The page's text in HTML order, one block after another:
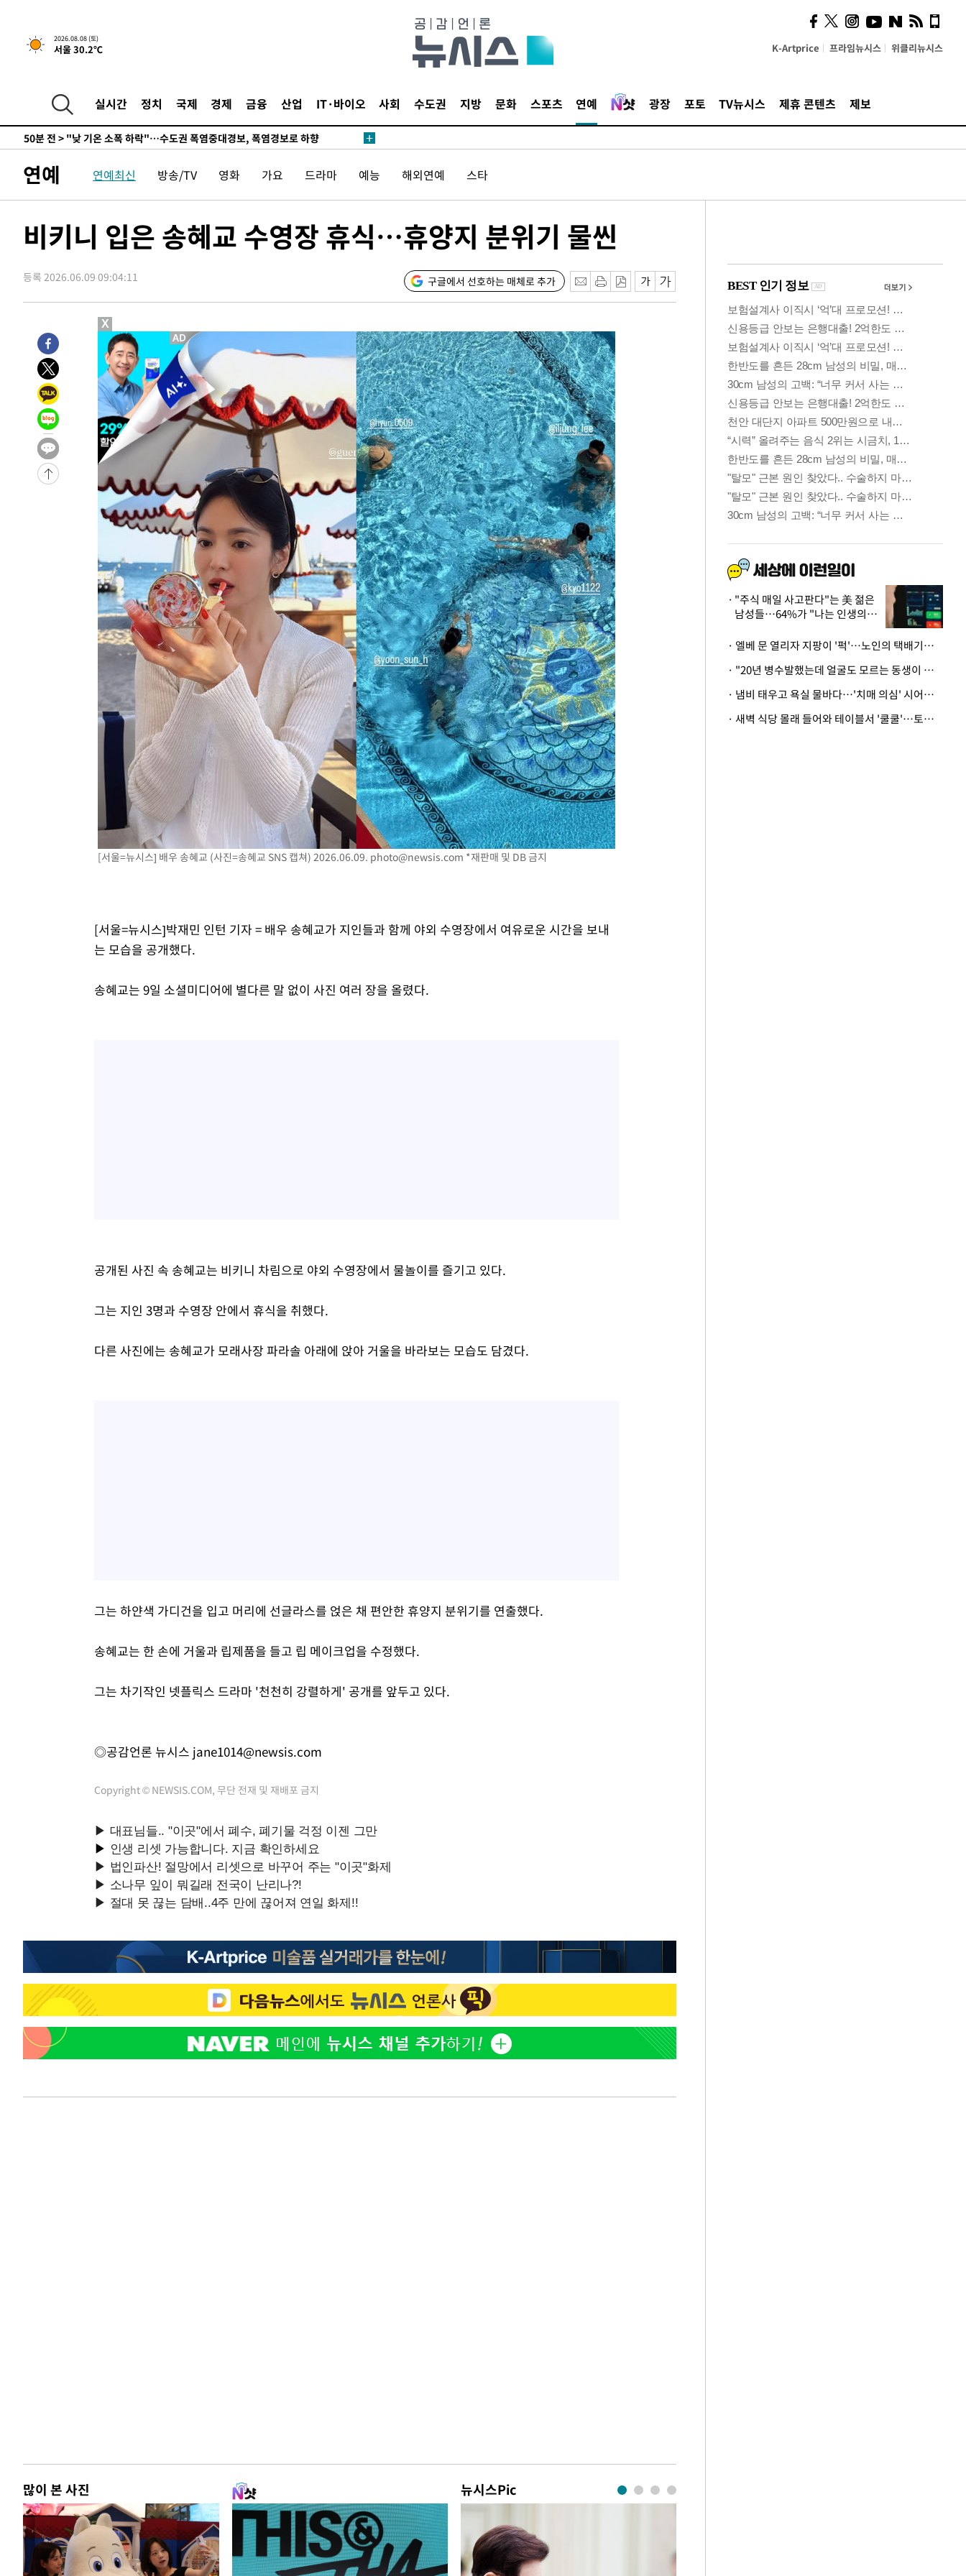
2026.08.08 (토)
서울 30.2℃ K-Artprice 프라임뉴시스 위클리뉴시스
실시간 정치 국제 경제 금융 산업 IT·바이오 사회 수도권 지방 문화 스포츠 연예 광장 포토 TV뉴시스 제휴 콘텐츠 제보
후임
-13868초 전 >이강인, 폭염 속 AT마드리드 첫 훈련…80명 식사 대접까지(종합)
-11007초 전 >미 사업체 일자리, 7월에 2.3만개 순감하고 그 전 2개월 10.3만개
-6318초 전 >
[속보]이 대통령 "부동산 공급 기존 사고방식 매달리지 말고 과감히
-5403초 전 >
드는 임시"
50분 전 > "낮 기온 소폭 하락"…수도권 폭염중대경보, 폭염경보로 하향
51분 전 >
[단독]중수청 지원 검사들, 정원 초과 시 낮은 계급 임용…희망지 못 갈 수
1시간 전 >낮 최고 37도 찜통더위…곳곳 소나기·강원 많은 비[내일날씨]
2시간 전 >
여자배구 이재영·이다영 자매, 아제르바이잔 투란VC 입단
3시간 전 >[속보]코스닥, 2.86포인트(0.36%) 내린 798.81마감
3시간 전 >[속보]코스피, 6200선 약보합…0.60% 내린 6258.77에 마쳐
[속보]원·달러 환율, 7.7원 내린 1416.1원 마감
3시간 전 >
[속보] 노원서 40.1도 관측…서울, 2018년 이후 첫 40도
3시간 전 >
[속보]종합특검, '계엄 수용공간 확보' 신용해 前교정본부장 기소
4시간 전 >
외신들도 주목한 韓축구 파문…"국민적 공분에 수사 재개"
4시간 전 >
11시간 압수수색에 성접대 파문까지…'쑥대밭' 된 축구협회
4시간 전 >
[속보]규제합리화위원회 부위원장에 김태유 서울대 공대 교수…이병태
후임
-13868초 전 >
이강인, 폭염 속 AT마드리드 첫 훈련…80명 식사 대접까지(종합)
-11007초 전 >
미 사업체 일자리, 7월에 2.3만개 순감하고 그 전 2개월 10.3만개
하향수정 (2보)
-10455초 전 >
[속보] 미 사업체, 일자리 7월에 2.3만 개 줄어…실업률은 4.1%로
[속보]이 대통령 "부동산 공급 기존 사고방식 매달리지 말고 과감히
이란, "오만과 '중앙 단일 루트' 합의…북쪽 인바운드·남쪽 아웃바운
"낮 기온 소폭 하락"…수도권 폭염중대경보, 폭염경보로 하향
[속보]이 대통령, '호우피해' 안동·의성 관할 4개 면 특별재난지역 선포
[단독]중수청 지원 검사들, 정원 초과 시 낮은 계급 임용…희망지 못 갈 수
낮 최고 37도 찜통더위…곳곳 소나기·강원 많은 비[내일날씨]
SK하이닉스, 용인·청주 팹에 54조 투자…"AI 메모리 수요 선제 대응"
여자배구 이재영·이다영 자매, 아제르바이잔 투란VC 입단
외국인 심판 성 접대 7경기 들여다보니…한국 축구 '5승 2무'
[속보]코스닥, 2.86포인트(0.36%) 내린 798.81마감
[속보]코스피, 6200선 약보합…0.60% 내린 6258.77에 마쳐
[속보]원·달러 환율, 7.7원 내린 1416.1원 마감
[속보] 노원서 40.1도 관측…서울, 2018년 이후 첫 40도
[속보]종합특검, '계엄 수용공간 확보' 신용해 前교정본부장 기소
외신들도 주목한 韓축구 파문…"국민적 공분에 수사 재개"
11시간 압수수색에 성접대 파문까지…'쑥대밭' 된 축구협회
[속보]규제합리화위원회 부위원장에 김태유 서울대 공대 교수…이병태
연예 연예최신 방송/TV 영화 가요 드라마 예능 해외연예 스타
비키니 입은 송혜교 수영장 휴식…휴양지 분위기 물씬
등록 2026.06.09 09:04:11 구글에서 선호하는 매체로 추가
[서울=뉴시스] 배우 송혜교 (사진=송혜교 SNS 캡쳐) 2026.06.09. photo@newsis.com *재판매 및 DB 금지
[서울=뉴시스]박재민 인턴 기자 = 배우 송혜교가 지인들과 함께 야외 수영장에서 여유로운 시간을 보내
는 모습을 공개했다.
송혜교는 9일 소셜미디어에 별다른 말 없이 사진 여러 장을 올렸다.
공개된 사진 속 송혜교는 비키니 차림으로 야외 수영장에서 물놀이를 즐기고 있다.
그는 지인 3명과 수영장 안에서 휴식을 취했다.
다른 사진에는 송혜교가 모래사장 파라솔 아래에 앉아 거울을 바라보는 모습도 담겼다.
그는 하얀색 가디건을 입고 머리에 선글라스를 얹은 채 편안한 휴양지 분위기를 연출했다.
송혜교는 한 손에 거울과 립제품을 들고 립 메이크업을 수정했다.
그는 차기작인 넷플릭스 드라마 '천천히 강렬하게' 공개를 앞두고 있다.
◎공감언론 뉴시스 jane1014@newsis.com
Copyright © NEWSIS.COM, 무단 전재 및 재배포 금지
많이 본 사진 뉴시스Pic
시, 스마트폰 액세서리에
NFC 더했다
"주식 매일 사고판다"는 美 젊은
남성들…64%가 "나는 인생의
· 엘베 문 열리자 지팡이 '퍽'…노인의 택배기사 폭행 이유
· "20년 병수발했는데 얼굴도 모르는 동생이 유산 절반을"…배다른 형제 상속권 있을까
· 냄비 태우고 욕실 물바다…'치매 의심' 시어머니 검사 권유했다가 '날벼락'
· 새벽 식당 몰래 들어와 테이블서 '쿨쿨'…토사물 남기고 사라진 남성
X